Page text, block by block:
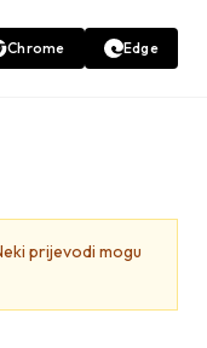
Chrome Edge
prijevodi mogu